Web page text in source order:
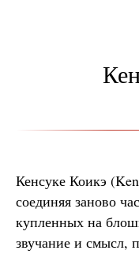
Кенсуке Коикэ
соединяя заново
купленных на
звучание и смысл,